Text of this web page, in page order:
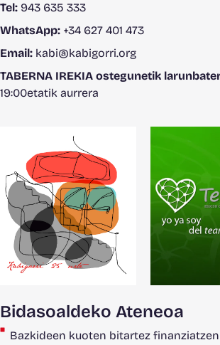
Tel: 943 635 333
WhatsApp: +34 627 401 473
Email: kabi@kabigorri.org
TABERNA IREKIA ostegunetik
19:00etatik aurrera
Bidasoaldeko Ateneoa
Bazkideen kuoten bitartez finanziatzen